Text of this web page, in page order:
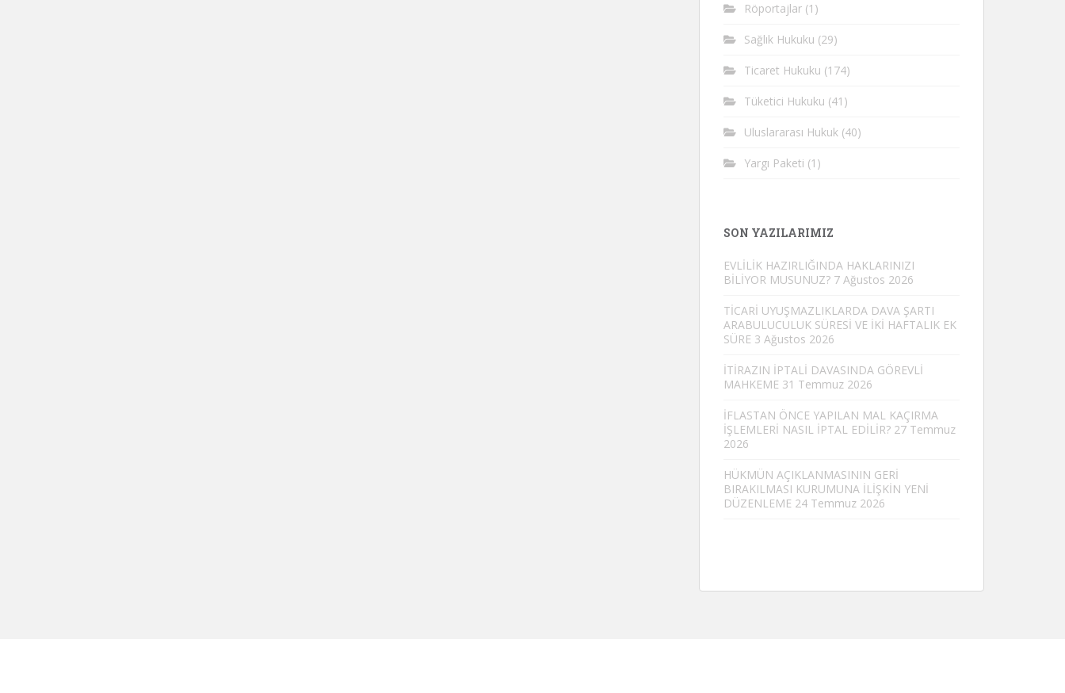
Röportajlar (1)
Sağlık Hukuku (29)
Ticaret Hukuku (174)
Tüketici Hukuku (41)
Uluslararası Hukuk (40)
Yargı Paketi (1)
SON YAZILARIMIZ
EVLİLİK HAZIRLIĞINDA HAKLARINIZI
BİLİYOR MUSUNUZ? 7 Ağustos 2026
TİCARİ UYUŞMAZLIKLARDA DAVA ŞARTI
ARABULUCULUK SÜRESİ VE İKİ HAFTALIK EK
SÜRE 3 Ağustos 2026
İTİRAZIN İPTALİ DAVASINDA GÖREVLİ
MAHKEME 31 Temmuz 2026
İFLASTAN ÖNCE YAPILAN MAL KAÇIRMA
İŞLEMLERİ NASIL İPTAL EDİLİR? 27 Temmuz
2026
HÜKMÜN AÇIKLANMASININ GERİ
BIRAKILMASI KURUMUNA İLİŞKİN YENİ
DÜZENLEME 24 Temmuz 2026